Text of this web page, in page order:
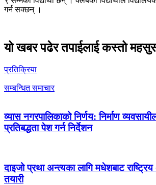
गर्न सक्छन् ।
यो खबर पढेर तपाईलाई कस्तो
प्रतिक्रिया
सम्बन्धित समाचार
व्यास नगरपालिकाको निर्णय: निर्माण
प्रतिबद्धता पेश गर्न निर्देशन
दाइजो प्रथा अन्त्यका लागि मधेशबाट
तयारी